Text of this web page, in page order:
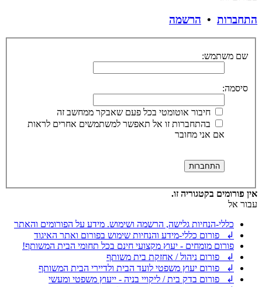
התחברות • הרשמה
שם משתמש:
סיסמה:
חיבור אוטומטי בכל פעם שאבקר ממחשב זה
בהתחברות זו אל תאפשר למשתמשים אחרים לראות
אם אני מחובר
אין פורומים בקטגוריה זו.
עבור אל
כללי-הנחיות גלישה, הרשמה ושימוש. מידע על הפורומים והאתר
↲ פורום כללי-מידע והנחיות שימוש בפורום ואתר האיגוד
פורום מומחים - יעוץ מקצועי חינם בכל תחומי הבית המשותף!
↲ פורום ניהול / אחזקת בית משותף
↲ פורום יעוץ משפטי לועד הבית ולדיירי הבית המשותף
↲ פורום בדק בית / ליקויי בניה - ייעוץ משפטי ומעשי